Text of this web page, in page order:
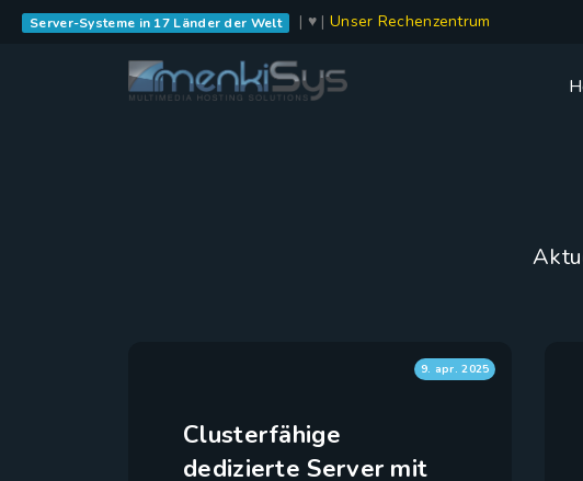
Server-Systeme in 17 Länder der Welt | ♥ | Unser Rechenzentrum
9. apr. 2025
Clusterfähige
dedizierte Server mit